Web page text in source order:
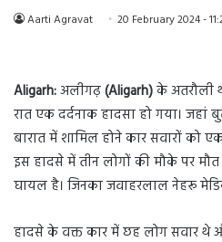
Aarti Agravat 20 February 2024 -
Aligarh:अलीगढ़(Aligarh)के अतरौली
रात एक दर्दनाक हादसा हो गया।
बारात में शामिल होने कार सवारों को
इस हादसे में तीन लोगों की मौके पर
घायल है। जिनका जवाहरलाल नेहरू
हादसे के वक्त कार में छह लोग सवार थे